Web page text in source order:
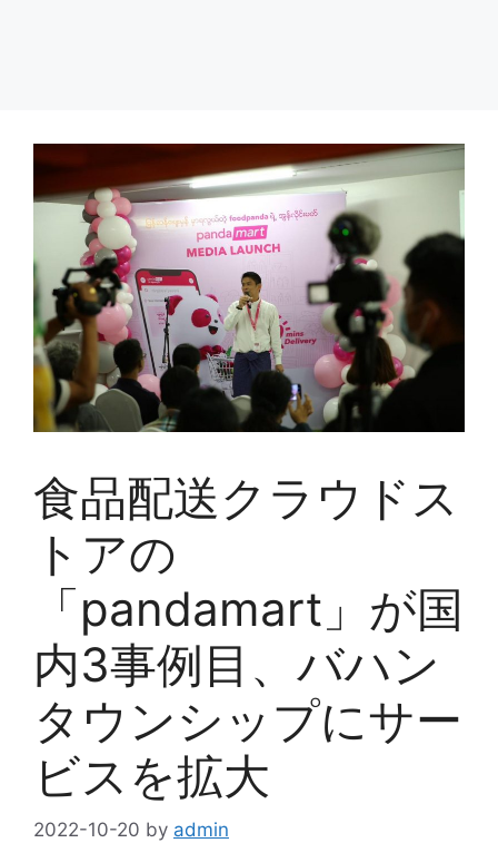
食品配送クラウドス
トアの
「pandamart」が国
内3事例目、バハン
タウンシップにサー
ビスを拡大
2022-10-20 by admin